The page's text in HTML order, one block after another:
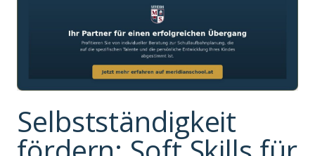
Selbstständigkeit